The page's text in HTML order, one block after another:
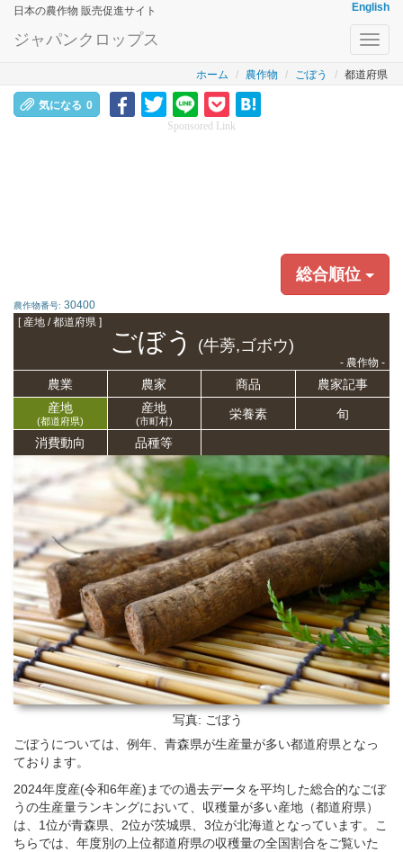
日本の農作物 販売促進サイト English
ジャパンクロップス
ホーム 農作物 ごぼう 都道府県
気になる 0
Sponsored Link
総合順位
農作物番号: 30400
[ 産地 / 都道府県 ]
ごぼう (牛蒡,ゴボウ)
- 農作物 -
農業 農家 商品
農家記事
産地
(都道府県)
産地
(市町村) 栄養素 旬
消費動向 品種等
写真: ごぼう
ごぼうについては、例年、青森県が生産量が多い都道府県となっ
ております。
2024年度産(令和6年産)までの過去データを平均した総合的なごぼ
うの生産量ランキングにおいて、収穫量が多い産地（都道府県）
は、1位が青森県、2位が茨城県、3位が北海道となっています。こ
ちらでは、年度別の上位都道府県の収穫量の全国割合をご覧いた